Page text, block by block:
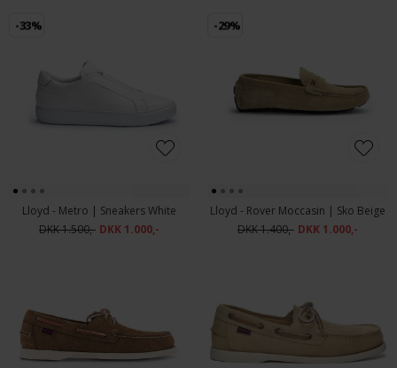
-33%
Lloyd - Metro | Sneakers White
DKK 1.500,- DKK 1.000,-
-29%
Lloyd - Rover Moccasin | Sko Beige
DKK 1.400,- DKK 1.000,-